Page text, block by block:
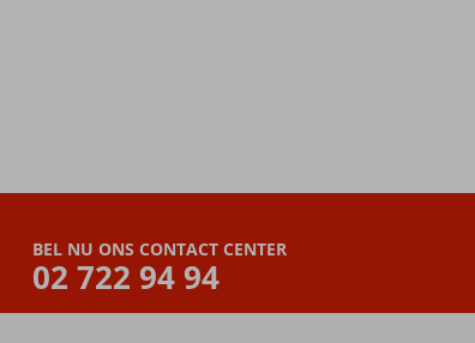
BEL NU ONS CONTACT CENTER
02 722 94 94